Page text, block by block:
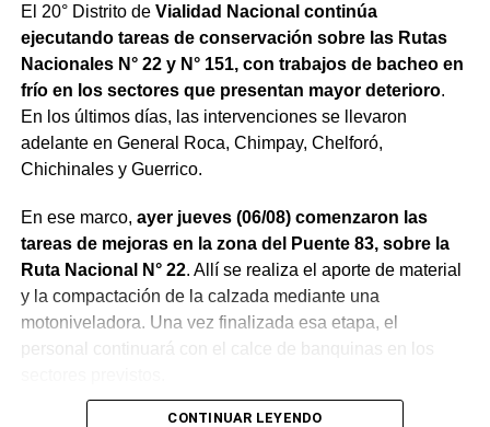
El 20° Distrito de Vialidad Nacional continúa
ejecutando tareas de conservación sobre las Rutas
Nacionales N° 22 y N° 151, con trabajos de bacheo en
frío en los sectores que presentan mayor deterioro.
En los últimos días, las intervenciones se llevaron
adelante en General Roca, Chimpay, Chelforó,
Chichinales y Guerrico.
En ese marco, ayer jueves (06/08) comenzaron las
tareas de mejoras en la zona del Puente 83, sobre la
Ruta Nacional N° 22. Allí se realiza el aporte de material
y la compactación de la calzada mediante una
motoniveladora. Una vez finalizada esa etapa, el
personal continuará con el calce de banquinas en los
CONTINUAR LEYENDO